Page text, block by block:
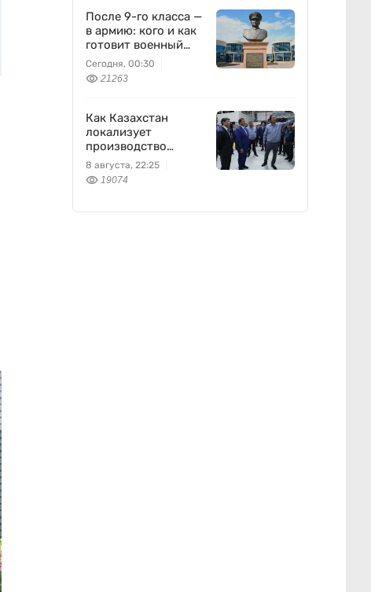
После 9-го класса —
в армию: кого и как
готовит военный
колледж
Сегодня, 00:30
21263
Как Казахстан
локализует
производство
оборонной техники
8 августа, 22:25
19074